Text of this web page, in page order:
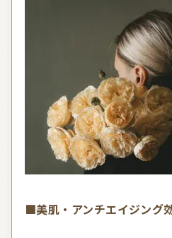
■美肌・アンチエイジング